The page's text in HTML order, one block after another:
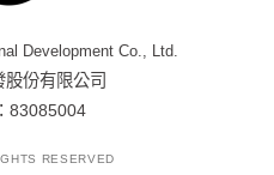
Development Co., Ltd.
份有限公司
83085004
RESERVED